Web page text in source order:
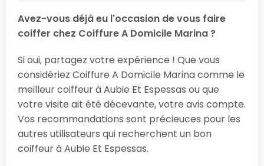
Avez-vous déjà eu l'occasion de vous faire
coiffer chez Coiffure A Domicile Marina ?
Si oui, partagez votre expérience ! Que vous
considériez Coiffure A Domicile Marina comme le
meilleur coiffeur à Aubie Et Espessas ou que
votre visite ait été décevante, votre avis compte.
Vos recommandations sont précieuces pour les
autres utilisateurs qui recherchent un bon
coiffeur à Aubie Et Espessas.